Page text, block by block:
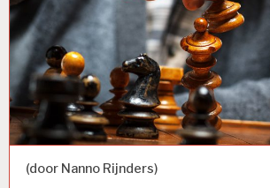
(door Nanno Rijnders)